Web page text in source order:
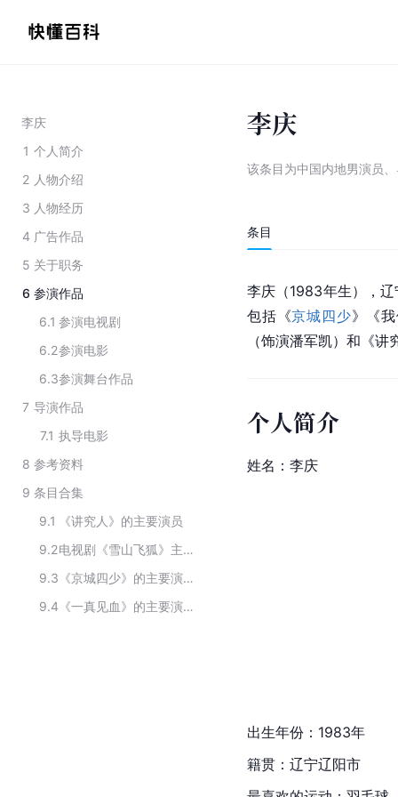
李庆
1 个人简介
2 人物介绍
3 人物经历
4 广告作品
5 关于职务
6 参演作品
6.1 参演电视剧
6.2参演电影
6.3参演舞台作品
7 导演作品
7.1 执导电影
8 参考资料
9 条目合集
9.1
《讲究人》的主要演员
9.2
电视剧《雪山飞狐》主要演员
9.3
《京城四少》的主要演员
9.4
《一真见血》的主要演员
李庆
该条目为中国内地男演员
条目
李庆（1983年生），辽
包括《京城四少》《
（饰演潘军凯）和《
个人简介
姓名：李庆
出生年份：1983年
籍贯：辽宁辽阳市